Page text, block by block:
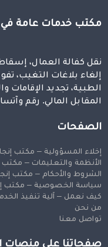
مكتب خدمات عامة في
نقل كفالة العمال، إسقاط
إلغاء بلاغات التغيب،
الطبية، تجديد
المقابل المالي. رقم وآتساب:
الصفحات
إخلاء المسؤولية – مكتب
الأنظمة والتعليمات – مكتب
الشروط والأحكام – مكتب
سياسة الخصوصية – مكتب
كيف نعمل – آلية تنفيذ
من نحن
تواصل معنا
صفحاتنا على منصات